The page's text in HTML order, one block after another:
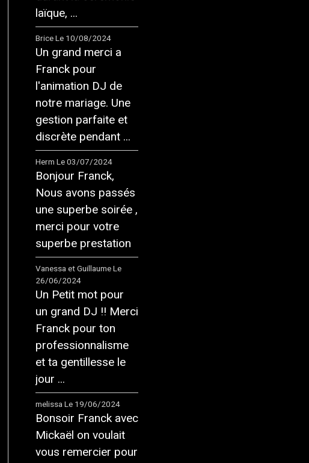
laïque, ...
Brice Le 10/08/2024
Un grand merci a
Franck pour
l'animation DJ de
notre mariage. Une
gestion parfaite et
discrète pendant ...
Herm Le 03/07/2024
Bonjour Franck,
Nous avons passés
une superbe soirée ,
merci pour votre
superbe prestation
Vanessa et Guillaume Le
26/06/2024
Un Petit mot pour
un grand DJ !! Merci
Franck pour ton
professionnalisme
et ta gentillesse le
jour ...
melissa Le 19/06/2024
Bonsoir Franck avec
Mickaël on voulait
vous remercier pour